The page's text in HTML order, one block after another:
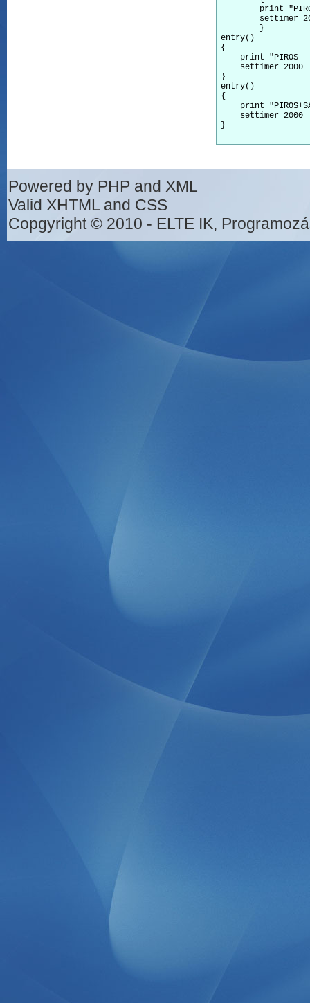
entry()
{
print "PIROS
    settimer 2000
}
entry()
{
print
    settimer 2000
}
Powered by PHP and XML
Valid XHTML and CSS
Copgyright © 2010 - ELTE IK,